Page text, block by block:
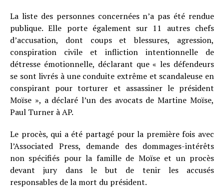
La liste des personnes concernées n’a pas été rendue
publique. Elle porte également sur 11 autres chefs
d’accusation, dont coups et blessures, agression,
conspiration civile et infliction intentionnelle de
détresse émotionnelle, déclarant que « les défendeurs
se sont livrés à une conduite extrême et scandaleuse en
conspirant pour torturer et assassiner le président
Moïse », a déclaré l’un des avocats de Martine Moïse,
Paul Turner à AP.
Le procès, qui a été partagé pour la première fois avec
l’Associated Press, demande des dommages-intérêts
non spécifiés pour la famille de Moïse et un procès
devant jury dans le but de tenir les accusés
responsables de la mort du président.